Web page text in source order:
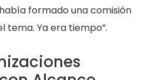
formado una comisión
tema. Ya era tiempo”.